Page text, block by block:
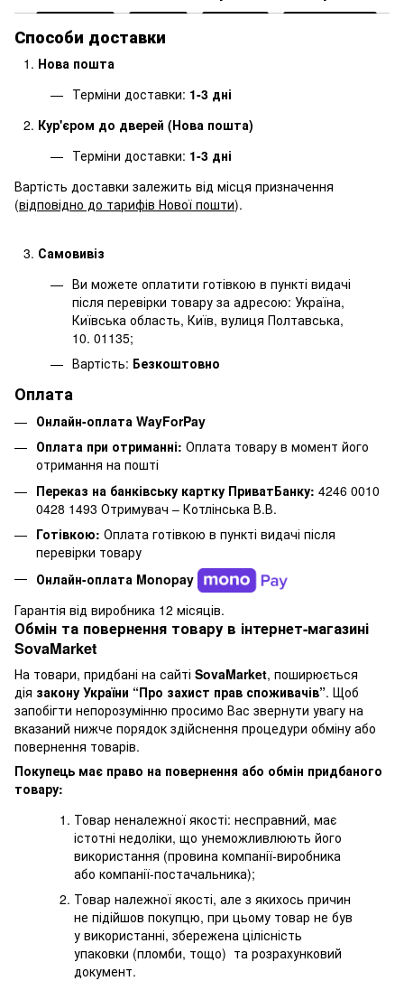
Способи доставки
Нова пошта
Терміни доставки: 1-3 дні
Кур'єром до дверей (Нова пошта)
Терміни доставки: 1-3 дні
Вартість доставки залежить від місця призначення
(відповідно до тарифів Нової пошти).
Самовивіз
Ви можете оплатити готівкою в пункті видачі
після перевірки товару за адресою: Україна,
Київська область, Київ, вулиця Полтавська,
10. 01135;
Вартість: Безкоштовно
Оплата
Онлайн-оплата WayForPay
Оплата при отриманні: Оплата товару в момент його
отримання на пошті
Переказ на банківську картку ПриватБанку: 4246 0010
0428 1493 Отримувач – Котлінська В.В.
Готівкою: Оплата готівкою в пункті видачі після
перевірки товару
Онлайн-оплата Monopay
Гарантія від виробника 12 місяців.
Обмін та повернення товару в інтернет-магазині
SovaMarket
На товари, придбані на сайті SovaMarket, поширюється
дія закону України “Про захист прав споживачів”. Щоб
запобігти непорозумінню просимо Вас звернути увагу на
вказаний нижче порядок здійснення процедури обміну або
повернення товарів.
Покупець має право на повернення або обмін придбаного
товару:
Товар неналежної якості: несправний, має
істотні недоліки, що унеможливлюють його
використання (провина компанії-виробника
або компанії-постачальника);
Товар належної якості, але з якихось причин
не підійшов покупцю, при цьому товар не був
у використанні, збережена цілісність
упаковки (пломби, тощо) та розрахунковий
документ.